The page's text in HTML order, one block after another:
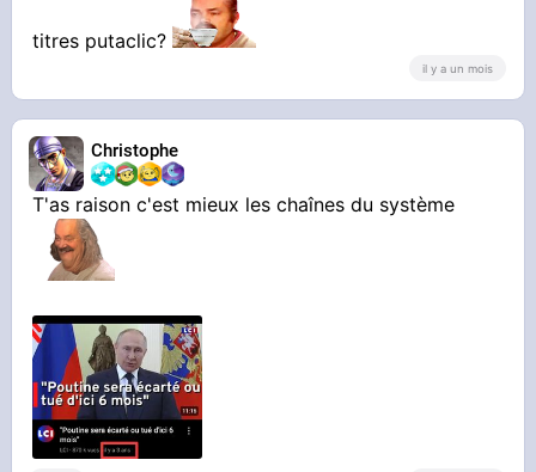
YOUTUBE
Vidéo YouTube
titres putaclic?
il y a un mois
Christophe
T'as raison c'est mieux les chaînes du système